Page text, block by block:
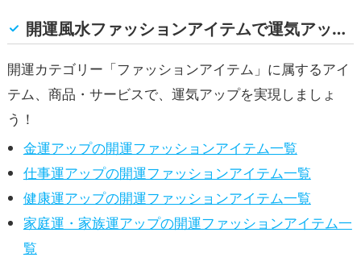
開運風水ファッションアイテムで運気アップ！(金運, 仕事運, 健康運, 家庭運・家族運)
開運カテゴリー「ファッションアイテム」に属するアイ
テム、商品・サービスで、運気アップを実現しましょ
う！
金運アップの開運ファッションアイテム一覧
仕事運アップの開運ファッションアイテム一覧
健康運アップの開運ファッションアイテム一覧
家庭運・家族運アップの開運ファッションアイテム一
覧